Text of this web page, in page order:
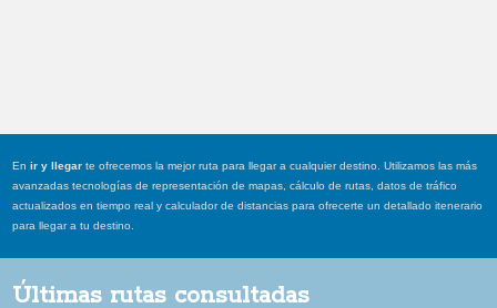
Enir y llegar te ofrecemos la mejor ruta para llegar a cualquier destino. Utilizamos las más
avanzadas tecnologías de representación de mapas, cálculo de rutas, datos de tráfico
actualizados en tiempo real y calculador de distancias para ofrecerte un detallado itenerario
para llegar a tu destino.
Últimas rutas consultadas